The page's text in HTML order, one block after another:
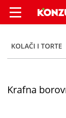
KOLAČI I TORTE
Krafna